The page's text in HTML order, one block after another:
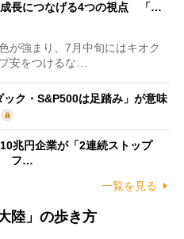
成長につなげる4つの視点 「…
が強まり、7月中旬にはキオク
安をつけるな…
ック・S&P500は足踏み」が意味
兆円企業が「2連続ストップ
フ…
一覧を見る
陸」の歩き方